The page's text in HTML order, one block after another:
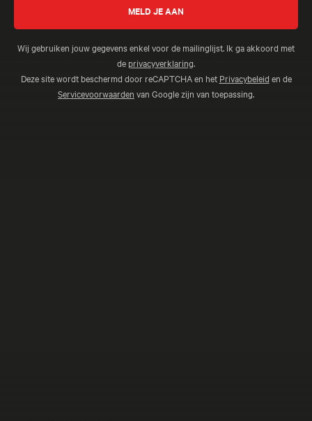
Wij gebruiken jouw gegevens enkel voor de mailinglijst. Ik ga akkoord met
de privacyverklaring.
Deze site wordt beschermd door reCAPTCHA en het Privacybeleid en de
Servicevoorwaarden van Google zijn van toepassing.